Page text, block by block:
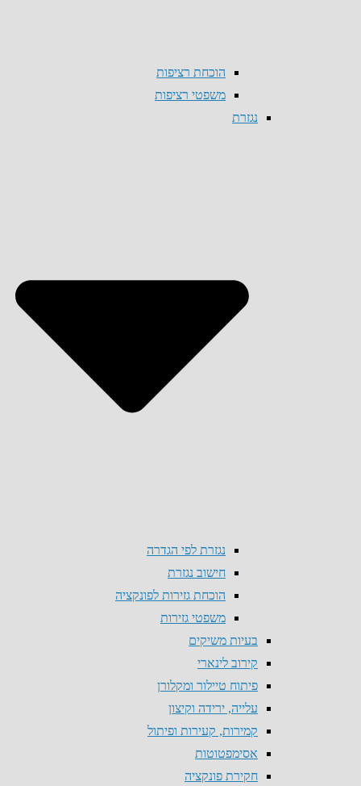
הוכחת רציפות
משפטי רציפות
נגזרת
נגזרת לפי הגדרה
חישוב נגזרת
הוכחת גזירות לפונקציה
משפטי גזירות
בעיות משיקים
קירוב לינארי
פיתוח טיילור ומקלורן
עלייה, ירידה וקיצון
קמירות, קעירות ופיתול
אסימפטוטות
חקירת פונקציה